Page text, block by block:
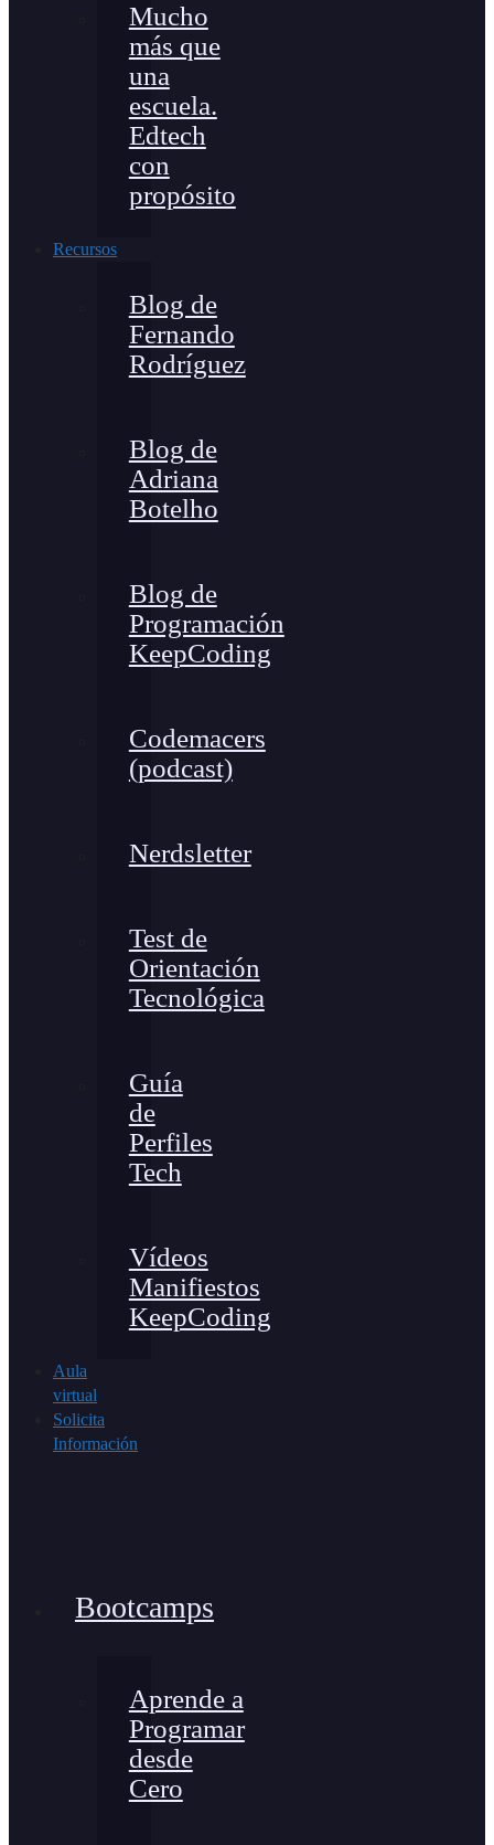
Mucho
más que
una
escuela.
Edtech
con
propósito
Recursos
Blog de
Fernando
Rodríguez
Blog de
Adriana
Botelho
Blog de
Programación
KeepCoding
Codemacers
(podcast)
Nerdsletter
Test de
Orientación
Tecnológica
Guía
de
Perfiles
Tech
Vídeos
Manifiestos
KeepCoding
Aula
virtual
Solicita
Información
Bootcamps
Aprende a
Programar
desde
Cero